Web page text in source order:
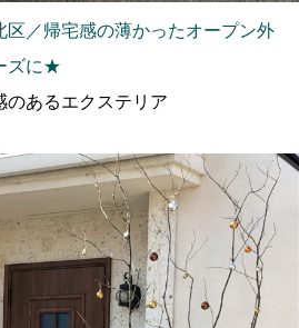
区／帰宅感の薄かったオープン外
ズに★
のあるエクステリア